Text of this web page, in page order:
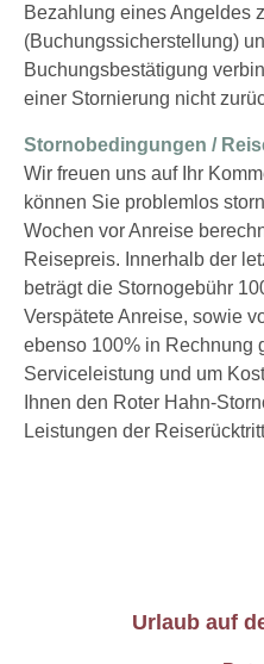
Bezahlung eines Angeldes
(Buchungssicherstellung)
Buchungsbestätigung
einer Stornierung nicht
Stornobedingungen /
Wir freuen uns auf Ihr
können Sie problemlos
Wochen vor Anreise
Reisepreis. Innerhalb der
beträgt die Stornogebühr
Verspätete Anreise, sowie
ebenso 100% in Rechnung
Serviceleistung und um
Ihnen den Roter Hahn-
Leistungen der
Urlaub auf